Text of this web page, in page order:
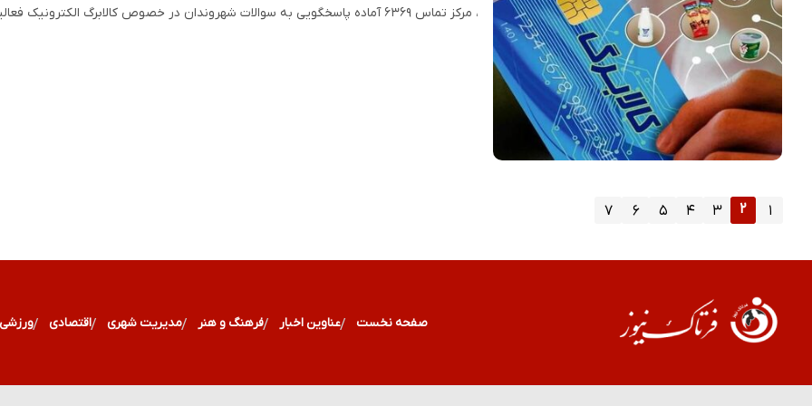
، مرکز تماس ۶۳۶۹ آماده پاسخگویی به سوالات شهروندان در خصوص کالابرگ الکترونیک فعالیت مستمر دارد.
۱ ۲ ۳ ۴ ۵ ۶ ۷
صفحه نخست عناوین اخبار فرهنگ و هنر مدیریت شهری اقتصادی ورزشی